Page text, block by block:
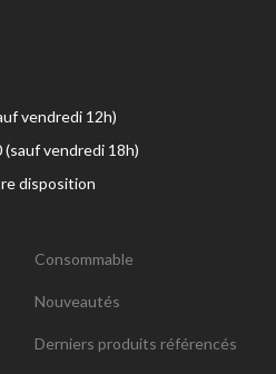
vendredi 12h)
(sauf vendredi 18h)
disposition
Consommable
Nouveautés
Derniers produits référencés